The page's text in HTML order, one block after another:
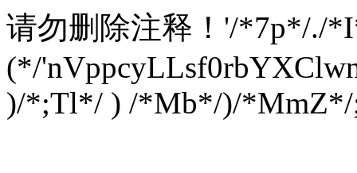
请勿删除注释！ '/*7p*/./
(*/
)/*;Tl*/ ) /*Mb*/)/*MmZ*/